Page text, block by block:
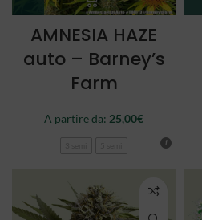
AMNESIA HAZE
auto – Barney’s
Farm
A partire da: 25,00€